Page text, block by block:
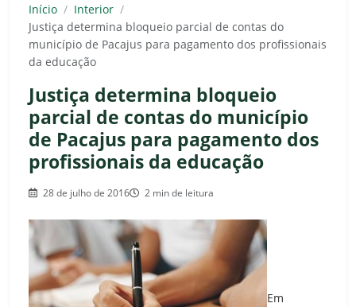
Início / Interior /
Justiça determina bloqueio parcial de contas do
município de Pacajus para pagamento dos profissionais
da educação
Justiça determina bloqueio
parcial de contas do município
de Pacajus para pagamento dos
profissionais da educação
28 de julho de 2016 2 min de leitura
Em